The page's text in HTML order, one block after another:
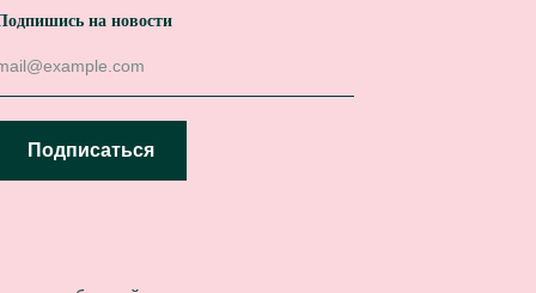
на новости
Подписаться